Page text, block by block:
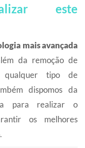
este
mais avançada
da remoção de
tipo de
dispomos da
para realizar o
os melhores